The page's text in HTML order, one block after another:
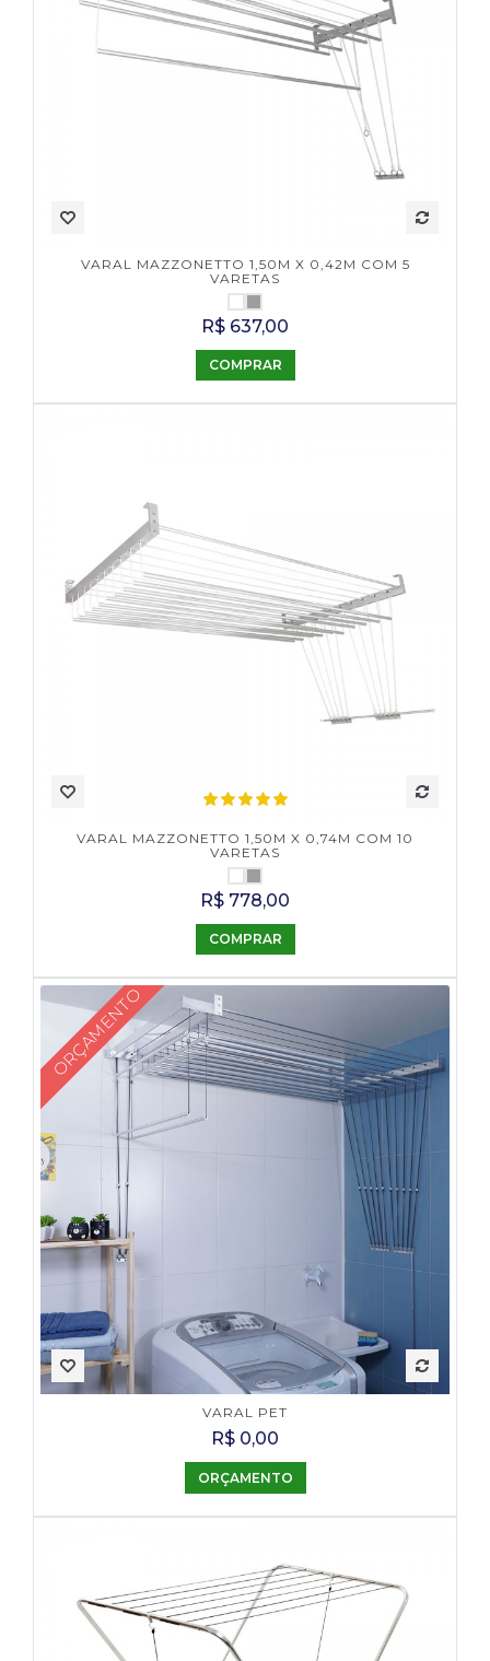
VARAL MAZZONETTO 1,50M X 0,42M COM 5
VARETAS
R$ 637,00
COMPRAR
VARAL MAZZONETTO 1,50M X 0,74M COM 10
VARETAS
R$ 778,00
COMPRAR
ORÇAMENTO
VARAL PET
R$ 0,00
ORÇAMENTO